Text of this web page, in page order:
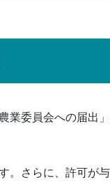
業委員会への届出
。さらに、許可が